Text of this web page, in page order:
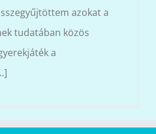
azokat a
tudatában közös
a